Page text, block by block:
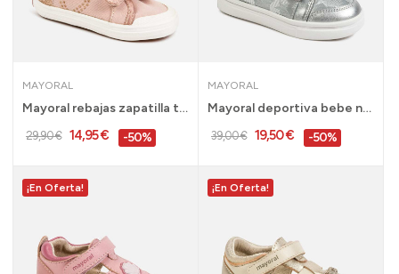
MAYORAL
Mayoral rebajas zapatilla tela bebe niña tallas...
29,90 € 14,95 € -50%
MAYORAL
Mayoral deportiva bebe niña plata talla 20 al...
39,00 € 19,50 € -50%
¡En Oferta! ¡En Oferta!